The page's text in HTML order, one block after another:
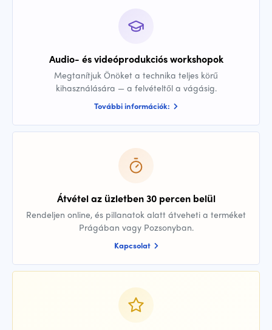
Audio- és videóprodukciós workshopok
Megtanítjuk Önöket a technika teljes körű
kihasználására — a felvételtől a vágásig.
További információk:
Átvétel az üzletben 30 percen belül
Rendeljen online, és pillanatok alatt átveheti a terméket
Prágában vagy Pozsonyban.
Kapcsolat